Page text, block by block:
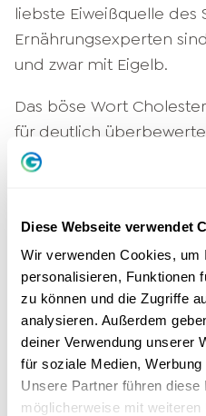
Diese Webseite verwendet
Wir verwenden Cookies, um
personalisieren, Funktionen
zu können und die Zugriffe
analysieren. Außerdem
deiner Verwendung unserer
für soziale Medien,
Unsere Partner führen diese
möglicherweise mit
liebste Eiweißquelle des
Ernährungsexperten
und zwar mit Eigelb.
Das böse Wort
für deutlich
dass Eigelb sehr gesund
Make-Up von innen.“
Eiweiß ein echtes
erklärt: „Auf der
sogenannten Gelben
höchsten Sehschärfe.“
Diese Sehschärfe
des Älterwerdens.